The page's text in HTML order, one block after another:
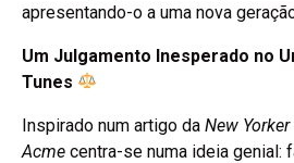
apresentando-o a uma nova
Um Julgamento Inesperado no
Tunes
Inspirado num artigo da New Yorker
Acme centra-se numa ideia genial: